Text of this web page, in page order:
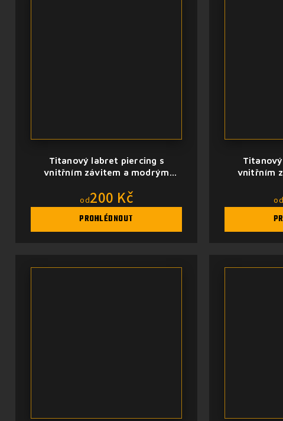
Titanový labret piercing s
vnitřním závitem a modrým
od200 Kč
PROHLÉDNOUT
vnitřním
od